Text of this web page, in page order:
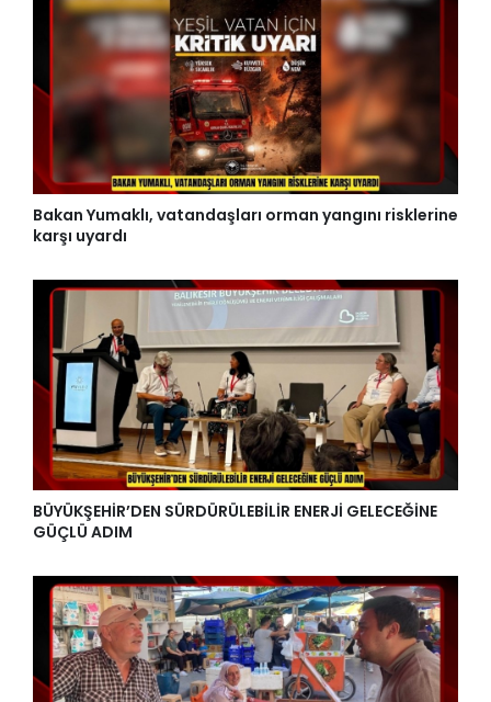
Bakan Yumaklı, vatandaşları orman yangını risklerine
karşı uyardı
BÜYÜKŞEHİR’DEN SÜRDÜRÜLEBİLİR ENERJİ GELECEĞİNE
GÜÇLÜ ADIM